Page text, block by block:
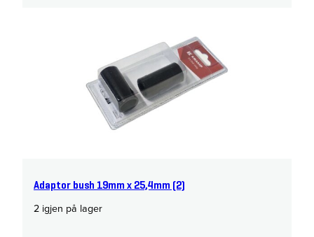
Adaptor bush 19mm x 25,4mm (2)
2 igjen på lager